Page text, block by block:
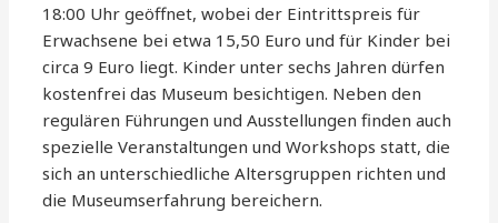
18:00 Uhr geöffnet, wobei der Eintrittspreis für
Erwachsene bei etwa 15,50 Euro und für Kinder bei
circa 9 Euro liegt. Kinder unter sechs Jahren dürfen
kostenfrei das Museum besichtigen. Neben den
regulären Führungen und Ausstellungen finden auch
spezielle Veranstaltungen und Workshops statt, die
sich an unterschiedliche Altersgruppen richten und
die Museumserfahrung bereichern.